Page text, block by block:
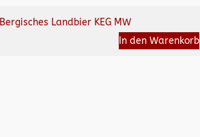
Bergisches Landbier KEG MW
In den Warenkorb